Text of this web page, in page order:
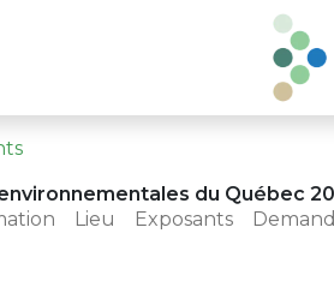
du Québec
Lieu Exposants